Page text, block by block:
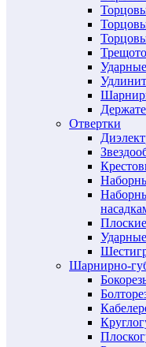
Отвертки
Шарнирно-